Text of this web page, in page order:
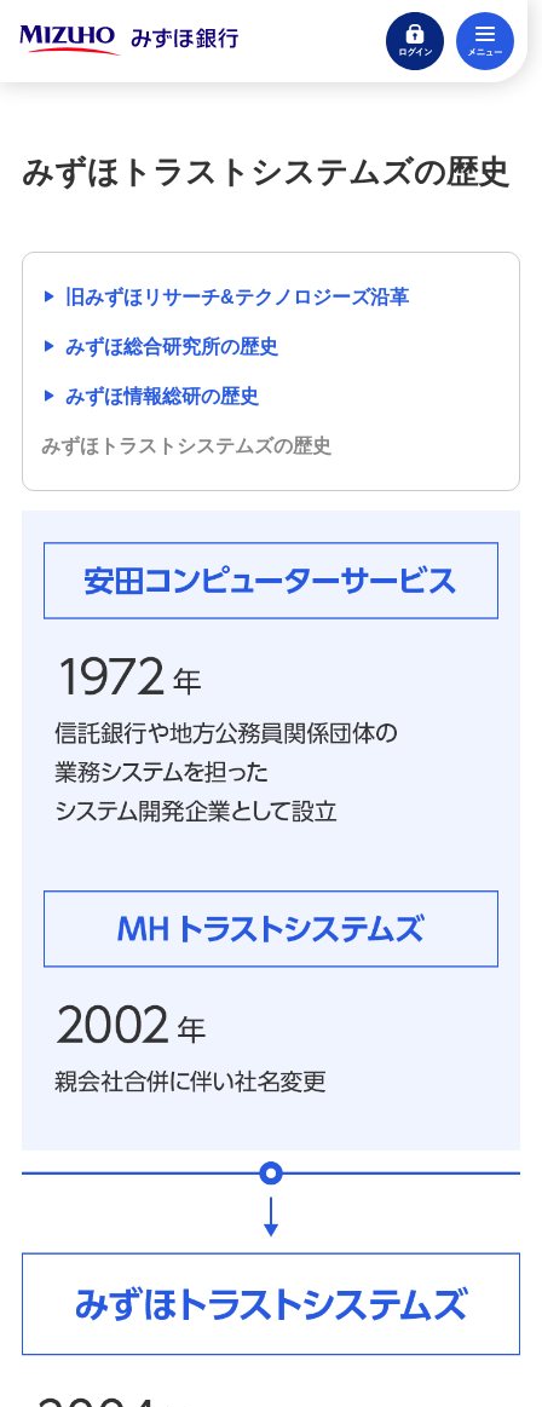
ログイン
閉じる
口座開設
支払う・つかう
クレジットカード・デビット
住宅ローン・カードローン
貯める・増やす
預金・NISA・資産運用
相続・保険
生涯学習
お客さまサポート
困ったときは・よくあるご質問
みずほトラストシステムズの歴史
旧みずほリサーチ&テクノロジーズ沿革
みずほ総合研究所の歴史
みずほ情報総研の歴史
みずほトラストシステムズの歴史